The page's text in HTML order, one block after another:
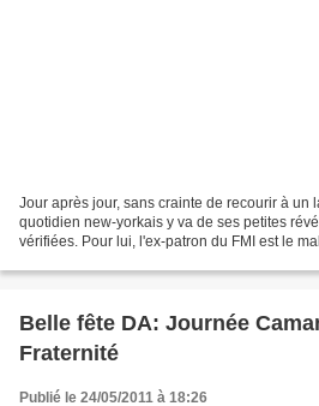
Jour après jour, sans crainte de recourir à un
quotidien new-yorkais y va de ses petites
vérifiées. Pour lui, l'ex-patron du FMI est le
Belle fête DA: Journée
Fraternité
Publié le 24/05/2011 à 18:26